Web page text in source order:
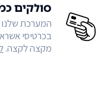
סולקים
המערכת
מקצה לקצה.